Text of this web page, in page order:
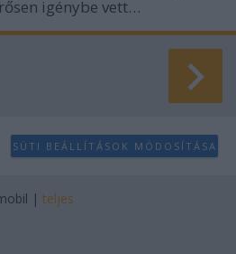
igénybe vett…
SÜTI BEÁLLÍTÁSOK MÓDOSÍTÁSA
| teljes